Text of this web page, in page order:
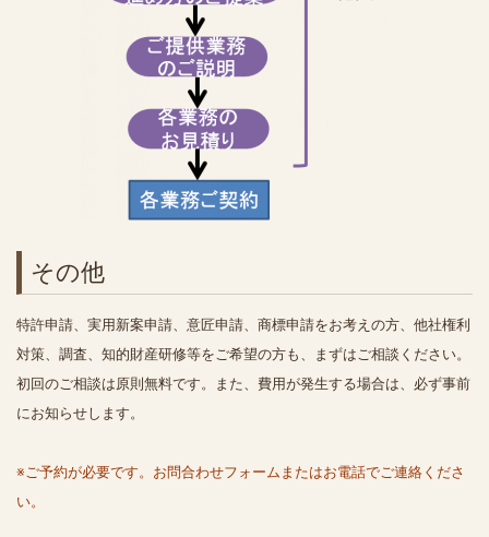
その他
特許申請、実用新案申請、意匠申請、商標申請をお考えの方、他社権利
対策、調査、知的財産研修等をご希望の方も、まずはご相談ください。
初回のご相談は原則無料です。また、費用が発生する場合は、必ず事前
にお知らせします。
※ご予約が必要です。お問合わせフォームまたはお電話でご連絡くださ
い。